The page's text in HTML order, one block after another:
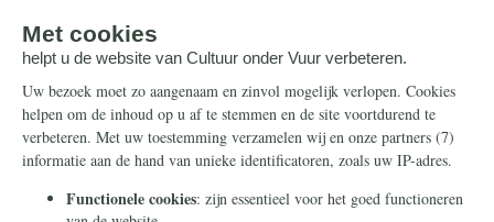
Steun ons
Nieuwsbrief
Eenmalig
Maandelijks
Info
Contact
Ontvang onze Telegram-
berichten